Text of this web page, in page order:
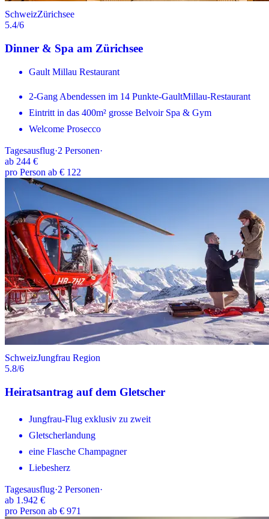
SchweizZürichsee
5.4/6
Dinner & Spa am Zürichsee
Gault Millau Restaurant
2-Gang Abendessen im 14 Punkte-GaultMillau-Restaurant
Eintritt in das 400m² grosse Belvoir Spa & Gym
Welcome Prosecco
Tagesausflug·2 Personen·
ab 244 €
pro Person ab € 122
SchweizJungfrau Region
5.8/6
Heiratsantrag auf dem Gletscher
Jungfrau-Flug exklusiv zu zweit
Gletscherlandung
eine Flasche Champagner
Liebesherz
Tagesausflug·2 Personen·
ab 1.942 €
pro Person ab € 971